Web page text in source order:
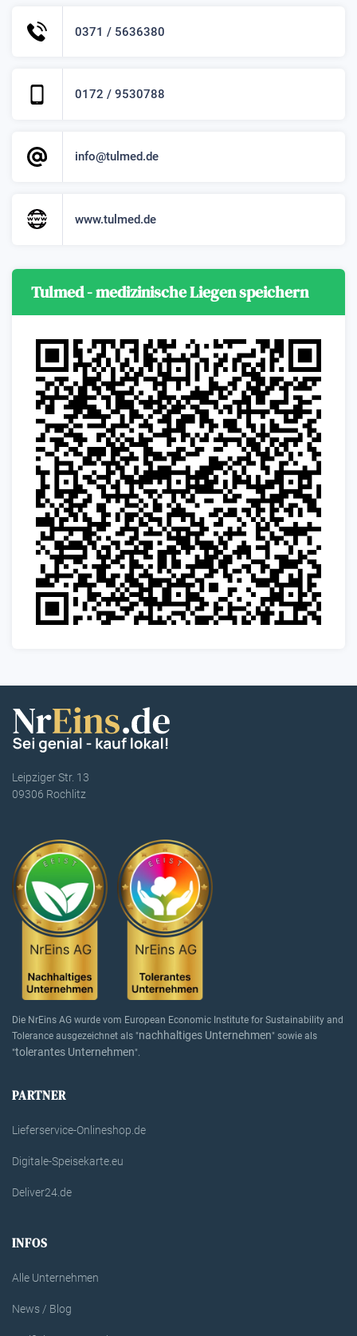
0371 / 5636380
0172 / 9530788
info@tulmed.de
www.tulmed.de
Tulmed - medizinische Liegen speichern
Leipziger Str. 13
09306 Rochlitz
Die NrEins AG wurde vom European Economic Institute for Sustainability and
Tolerance ausgezeichnet als "nachhaltiges Unternehmen" sowie als
"tolerantes Unternehmen".
PARTNER
Lieferservice-Onlineshop.de
Digitale-Speisekarte.eu
Deliver24.de
INFOS
Alle Unternehmen
News / Blog